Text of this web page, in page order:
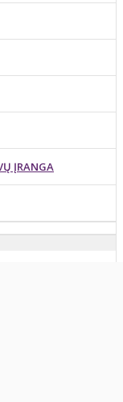
ĮRANGA